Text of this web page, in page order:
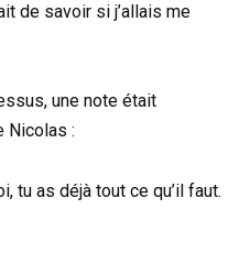
de savoir si j’allais me
une note était
Nicolas :
tu as déjà tout ce qu’il faut.